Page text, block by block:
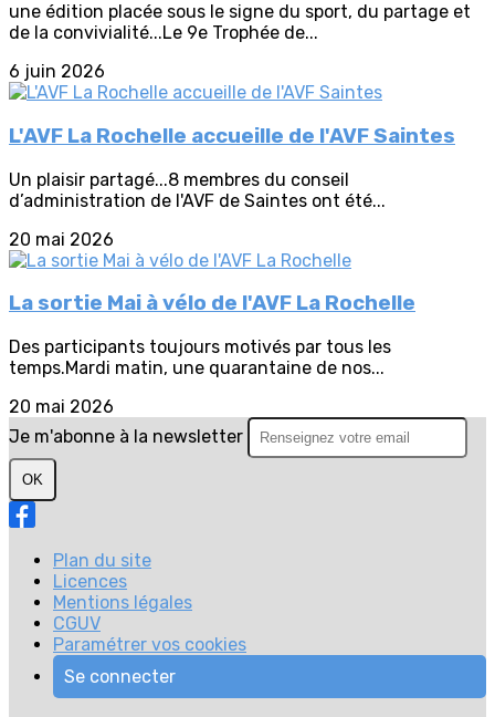
une édition placée sous le signe du sport, du partage et
de la convivialité...Le 9e Trophée de...
6 juin 2026
L'AVF La Rochelle accueille de l'AVF Saintes
Un plaisir partagé...8 membres du conseil
d’administration de l'AVF de Saintes ont été...
20 mai 2026
La sortie Mai à vélo de l'AVF La Rochelle
Des participants toujours motivés par tous les
temps.Mardi matin, une quarantaine de nos...
20 mai 2026
Je m'abonne à la newsletter
OK
Plan du site
Licences
Mentions légales
CGUV
Paramétrer vos cookies
Se connecter